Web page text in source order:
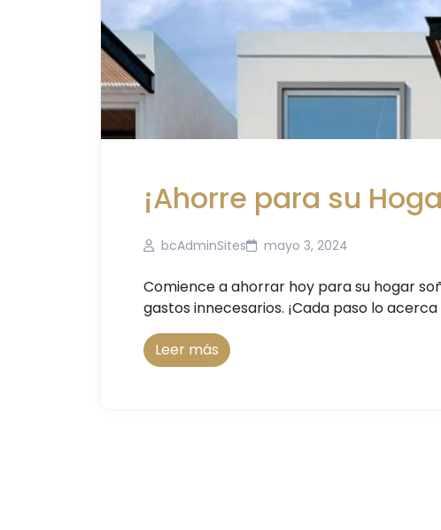
¡Ahorre para su
bcAdminSites mayo 3, 2024
Comience a ahorrar hoy para su hogar
gastos innecesarios. ¡Cada paso lo
Leer más